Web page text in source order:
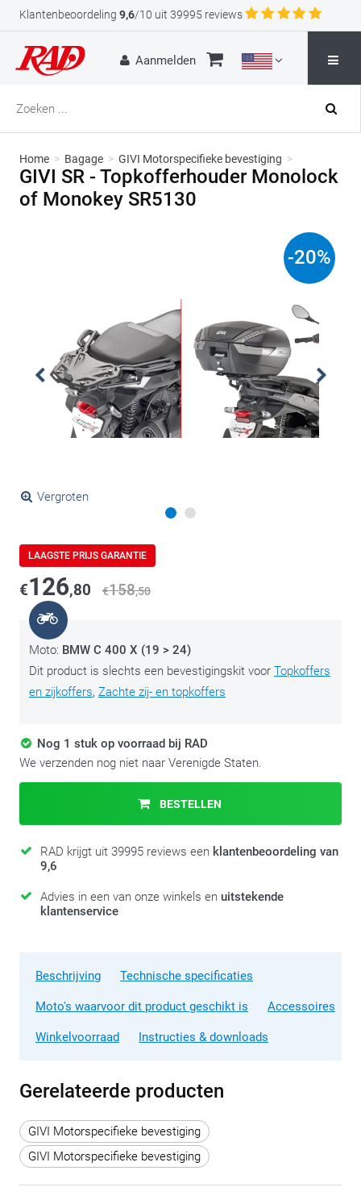
Klantenbeoordeling 9,6/10 uit 39995 reviews
Aanmelden
Home > Bagage > GIVI Motorspecifieke bevestiging >
GIVI SR - Topkofferhouder Monolock
of Monokey SR5130
Vergroten
-20%
LAAGSTE PRIJS GARANTIE
€126,80 €158,50
Moto: BMW C 400 X (19 > 24)
Dit product is slechts een bevestigingskit voor Topkoffers
en zijkoffers, Zachte zij- en topkoffers
Nog 1 stuk op voorraad bij RAD
We verzenden nog niet naar Verenigde Staten.
BESTELLEN
RAD krijgt uit 39995 reviews een klantenbeoordeling van
9,6
Advies in een van onze winkels en uitstekende
klantenservice
Beschrijving Technische specificaties
Moto's waarvoor dit product geschikt is Accessoires
Winkelvoorraad Instructies & downloads
Gerelateerde producten
GIVI Motorspecifieke bevestiging
GIVI Motorspecifieke bevestiging